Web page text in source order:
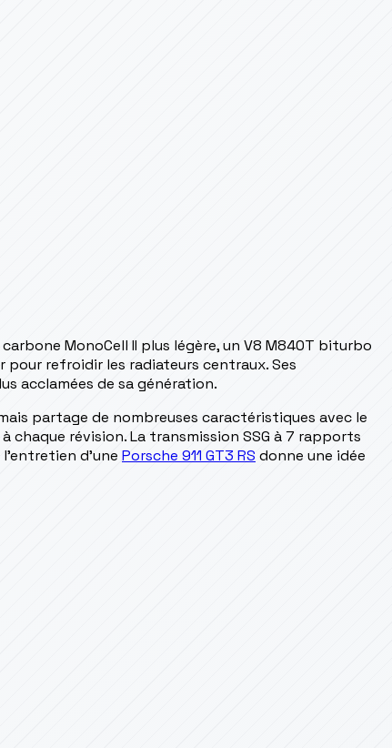
MonoCell II plus légère, un V8 M840T biturbo
refroidir les radiateurs centraux. Ses
acclamées de sa génération.
partage de nombreuses caractéristiques avec le
révision. La transmission SSG à 7 rapports
l'entretien d'une Porsche 911 GT3 RS donne une idée